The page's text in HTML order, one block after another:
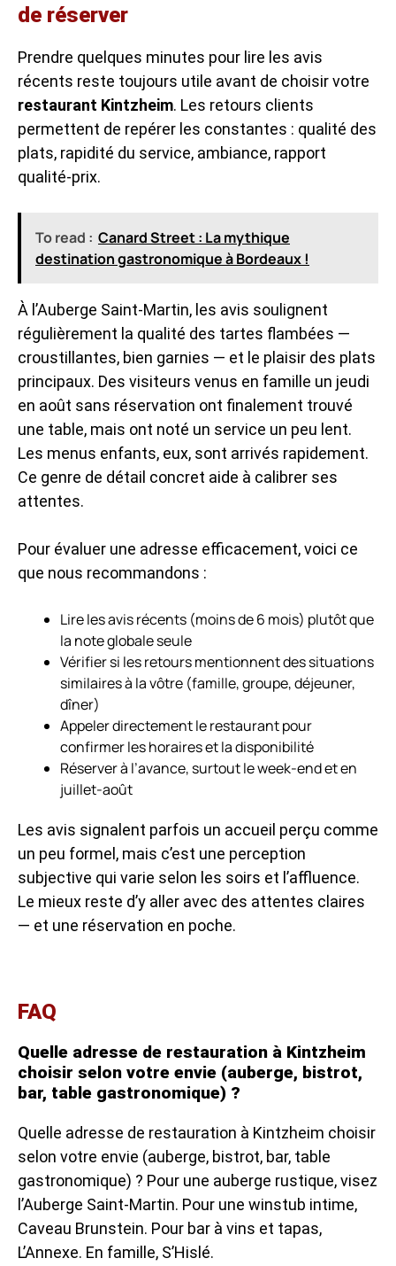
de réserver
Prendre quelques minutes pour lire les avis
récents reste toujours utile avant de choisir votre
restaurant Kintzheim. Les retours clients
permettent de repérer les constantes : qualité des
plats, rapidité du service, ambiance, rapport
qualité-prix.
To read : Canard Street : La mythique
destination gastronomique à Bordeaux !
À l’Auberge Saint-Martin, les avis soulignent
régulièrement la qualité des tartes flambées —
croustillantes, bien garnies — et le plaisir des plats
principaux. Des visiteurs venus en famille un jeudi
en août sans réservation ont finalement trouvé
une table, mais ont noté un service un peu lent.
Les menus enfants, eux, sont arrivés rapidement.
Ce genre de détail concret aide à calibrer ses
attentes.
Pour évaluer une adresse efficacement, voici ce
que nous recommandons :
Lire les avis récents (moins de 6 mois) plutôt que
la note globale seule
Vérifier si les retours mentionnent des situations
similaires à la vôtre (famille, groupe, déjeuner,
dîner)
Appeler directement le restaurant pour
confirmer les horaires et la disponibilité
Réserver à l’avance, surtout le week-end et en
juillet-août
Les avis signalent parfois un accueil perçu comme
un peu formel, mais c’est une perception
subjective qui varie selon les soirs et l’affluence.
Le mieux reste d’y aller avec des attentes claires
— et une réservation en poche.
FAQ
Quelle adresse de restauration à Kintzheim
choisir selon votre envie (auberge, bistrot,
bar, table gastronomique) ?
Quelle adresse de restauration à Kintzheim choisir
selon votre envie (auberge, bistrot, bar, table
gastronomique) ? Pour une auberge rustique, visez
l’Auberge Saint-Martin. Pour une winstub intime,
Caveau Brunstein. Pour bar à vins et tapas,
L’Annexe. En famille, S’Hislé.